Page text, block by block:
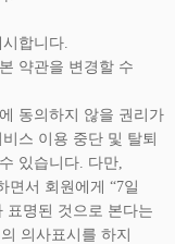
합니다.
약관을 변경할 수
동의하지 않을 권리가
스 이용 중단 및 탈퇴
있습니다. 다만,
면서 회원에게 “7일
표명된 것으로 본다는
의사표시를 하지